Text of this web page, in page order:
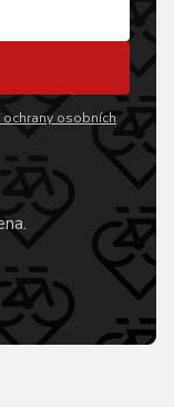
osobních